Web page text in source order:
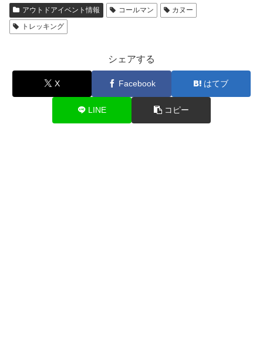
アウトドアイベント情報 コールマン
カヌー
トレッキング
シェアする
X Facebook はてブ
LINE コピー